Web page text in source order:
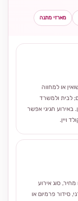
מארזי מתנה
או למחווה
לבית ולמשרד
באירוע חגיגי אפשר
ויין.
סוג אירוע
סידור פרמיום או